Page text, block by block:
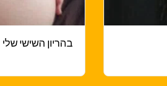
בהריון השישי שלי